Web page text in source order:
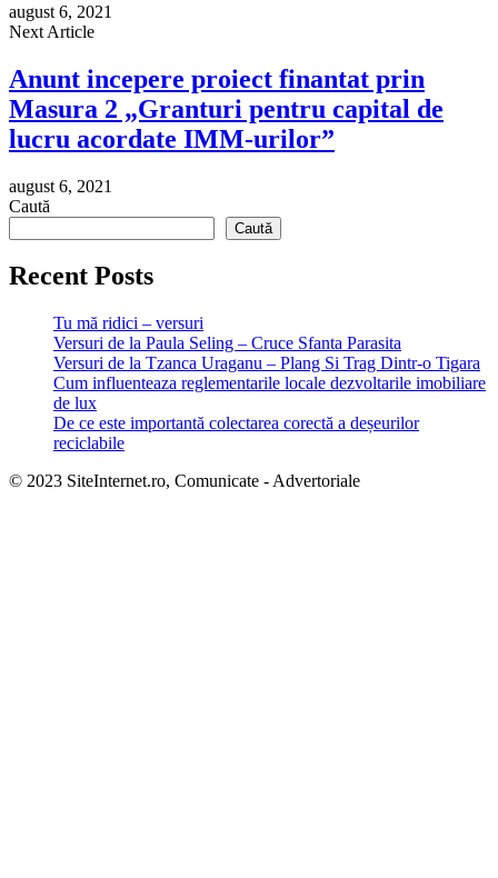
august 6, 2021
Next Article
Anunt incepere proiect finantat prin
Masura 2 „Granturi pentru capital de
lucru acordate IMM-urilor”
august 6, 2021
Caută
Caută
Recent Posts
Tu mă ridici – versuri
Versuri de la Paula Seling – Cruce Sfanta Parasita
Versuri de la Tzanca Uraganu – Plang Si Trag Dintr-o Tigara
Cum influenteaza reglementarile locale dezvoltarile imobiliare
de lux
De ce este importantă colectarea corectă a deșeurilor
reciclabile
© 2023 SiteInternet.ro, Comunicate - Advertoriale